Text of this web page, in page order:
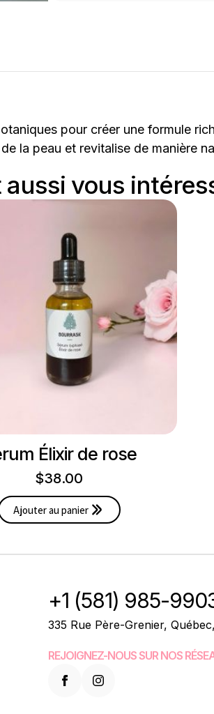
pour créer une formule
la peau et revitalise de manière
vous
Élixir de rose
$38.00
Ajouter au panier
+1 (581) 985-
335 Rue Père-Grenier, Québec,
REJOIGNEZ-NOUS SUR NOS